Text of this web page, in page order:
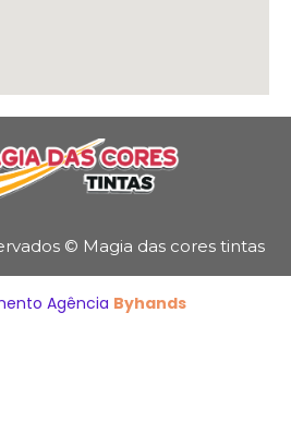
© Magia das cores tintas
Agência Byhands